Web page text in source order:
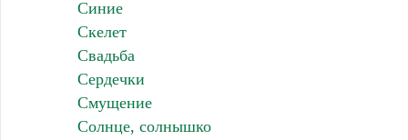
Синие
Скелет
Свадьба
Сердечки
Смущение
Солнце, солнышко